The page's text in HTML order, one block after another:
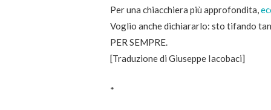
Per una chiacchiera più approfondita,
Voglio anche dichiararlo: sto tifando
PER SEMPRE.
[Traduzione di Giuseppe Iacobaci]
*